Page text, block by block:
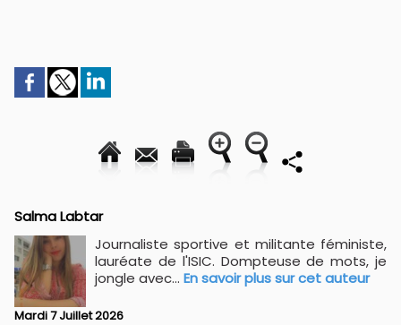
Salma Labtar
Journaliste sportive et militante féministe,
lauréate de l'ISIC. Dompteuse de mots, je
jongle avec... En savoir plus sur cet auteur
Mardi 7 Juillet 2026